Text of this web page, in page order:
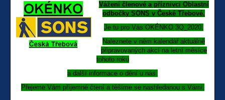
Vážení členové a příznivci Oblastní
odbočky SONS v České Třebové.
Je tu pro Vás OKÉNKO 3Q_2020.
Naleznete v něm kalendář aktuálně
připravovaných akcí na letní měsíce
tohoto roku
a další informace o dění u nás.
Přejeme Vám příjemné čtení a těšíme se nashledanou s Vámi.